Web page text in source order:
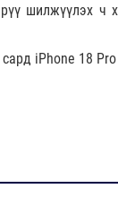
шилжүүлэх ч
iPhone 18